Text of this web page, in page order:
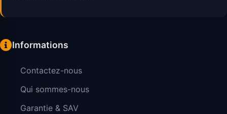
Informations
Contactez-nous
Qui sommes-nous
Garantie & SAV